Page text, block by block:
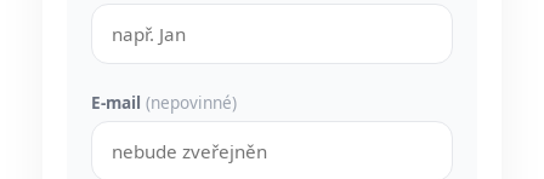
E-mail (nepovinné)